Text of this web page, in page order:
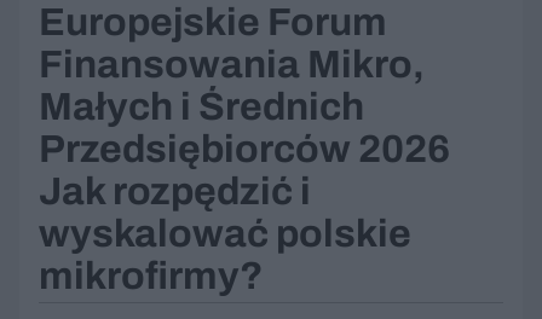
Europejskie Forum
Finansowania Mikro,
Małych i Średnich
Przedsiębiorców 2026
Jak rozpędzić i
wyskalować polskie
mikrofirmy?